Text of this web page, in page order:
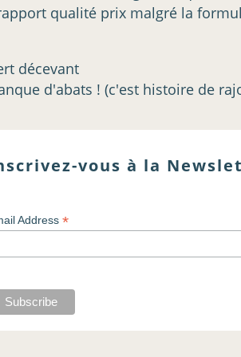
rapport qualité prix malgré la
décevant
d'abats ! (c'est histoire de
vous à la
Address *